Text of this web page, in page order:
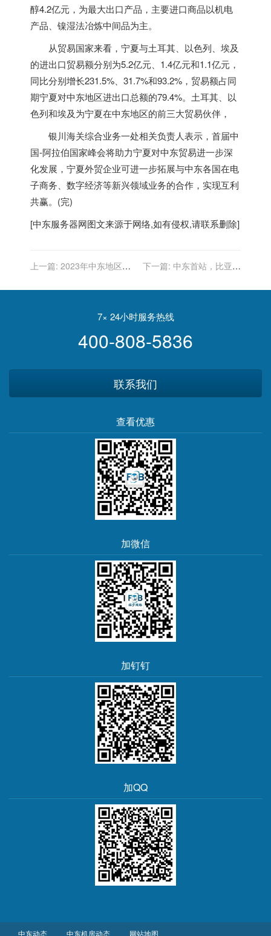
醇4.2亿元，为最大出口产品，主要进口商品以机电
产品、镍湿法冶炼中间品为主。
从贸易国家来看，宁夏与土耳其、以色列、埃及
的进出口贸易额分别为5.2亿元、1.4亿元和1.1亿元，
同比分别增长231.5%、31.7%和93.2%，贸易额占同
期宁夏对中东地区进出口总额的79.4%。土耳其、以
色列和埃及为宁夏在中东地区的前三大贸易伙伴，
银川海关综合业务一处相关负责人表示，首届中
国-阿拉伯国家峰会将助力宁夏对中东贸易进一步深
化发展，宁夏外贸企业可进一步拓展与中东各国在电
子商务、数字经济等新兴领域业务的合作，实现互利
共赢。(完)
[中东服务器网图文来源于网络,如有侵权,请联系删除]
上一篇: 2023年中东地区将
下一篇: 中东首站，比亚迪
7× 24小时服务热线
400-808-5836
联系我们
查看优惠
加微信
加钉钉
加QQ
中东动态 中东机房动态 网站地图